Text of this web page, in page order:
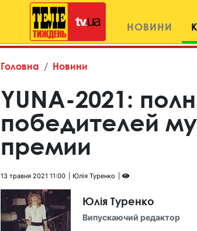
НОВИНИ
Головна Новини
YUNA-2021:
победителей
премии
13 травня 2021 11:00 Юлія Туренко
Юлія Туренко
Випускаючий редактор